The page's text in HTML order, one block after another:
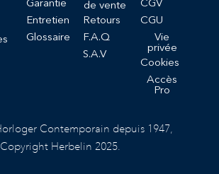
Garantie
Entretien
Glossaire
de vente
Retours
F.A.Q
S.A.V
CGV
CGU
Vie
privée
Cookies
Accès
Pro
Contemporain depuis 1947,
Copyright Herbelin 2025.